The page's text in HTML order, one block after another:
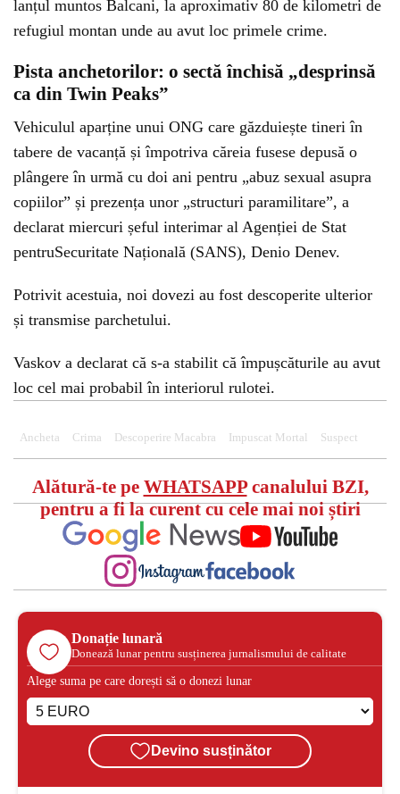
lanțul muntos Balcani, la aproximativ 80 de kilometri de
refugiul montan unde au avut loc primele crime.
Pista anchetorilor: o sectă închisă „desprinsă
ca din Twin Peaks”
Vehiculul aparține unui ONG care găzduiește tineri în
tabere de vacanță și împotriva căreia fusese depusă o
plângere în urmă cu doi ani pentru „abuz sexual asupra
copiilor” și prezența unor „structuri paramilitare”, a
declarat miercuri șeful interimar al Agenției de Stat
pentruSecuritate Națională (SANS), Denio Denev.
Potrivit acestuia, noi dovezi au fost descoperite ulterior
și transmise parchetului.
Vaskov a declarat că s-a stabilit că împușcăturile au avut
loc cel mai probabil în interiorul rulotei.
Ancheta Crima Descoperire Macabra Impuscat Mortal Suspect
Alătură-te pe WHATSAPPcanalului BZI,
pentru a fi la curent cu cele mai noi știri
Donație lunară
Donează lunar pentru susținerea jurnalismului de calitate
Alege suma pe care dorești să o donezi lunar
Devino susținător